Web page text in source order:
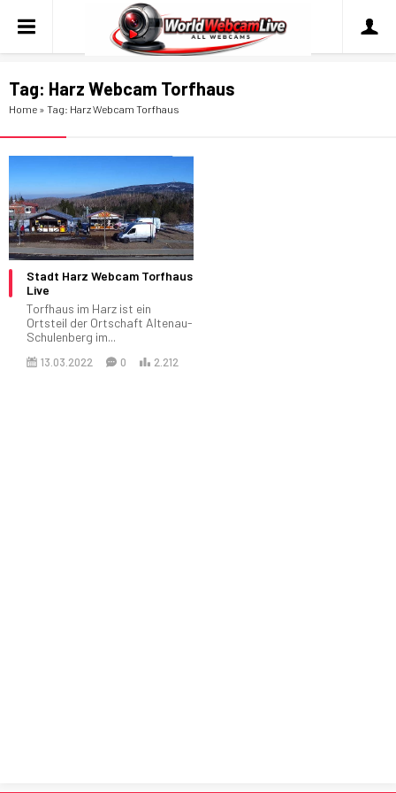
Tag: Harz Webcam Torfhaus
Home » Tag: Harz Webcam Torfhaus
Stadt Harz Webcam Torfhaus
Live
Torfhaus im Harz ist ein
Ortsteil der Ortschaft Altenau-
Schulenberg im...
13.03.2022 0 2.212